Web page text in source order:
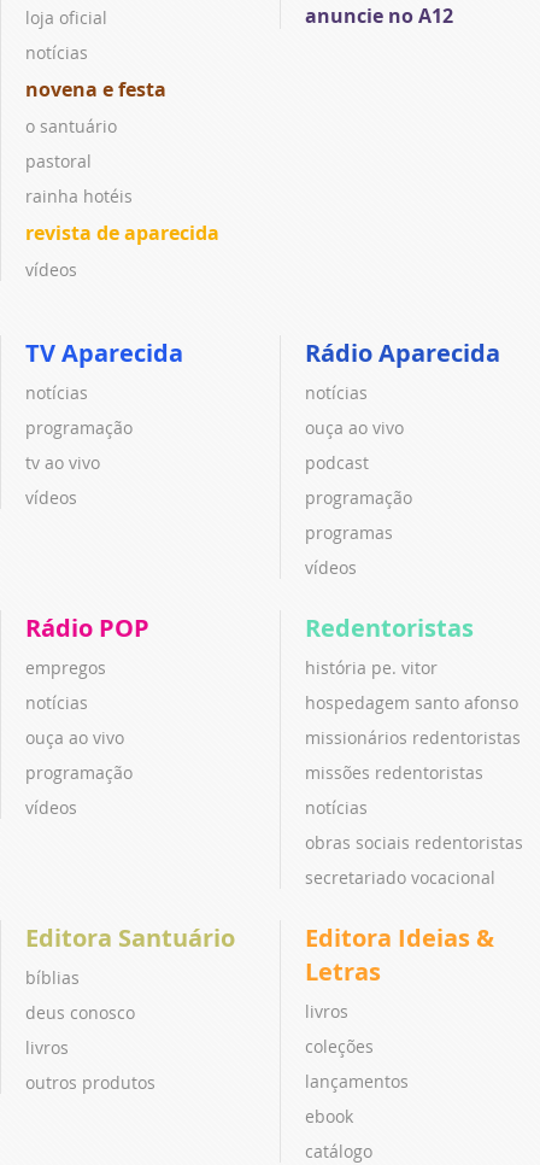
loja oficial
notícias
novena e festa
o santuário
pastoral
rainha hotéis
revista de aparecida
vídeos
anuncie no A12
TV Aparecida
notícias
programação
tv ao vivo
vídeos
Rádio Aparecida
notícias
ouça ao vivo
podcast
programação
programas
vídeos
Rádio POP
empregos
notícias
ouça ao vivo
programação
vídeos
Redentoristas
história pe. vitor
hospedagem santo afonso
missionários redentoristas
missões redentoristas
notícias
obras sociais redentoristas
secretariado vocacional
Editora Santuário
bíblias
deus conosco
livros
outros produtos
Editora Ideias &
Letras
livros
coleções
lançamentos
ebook
catálogo